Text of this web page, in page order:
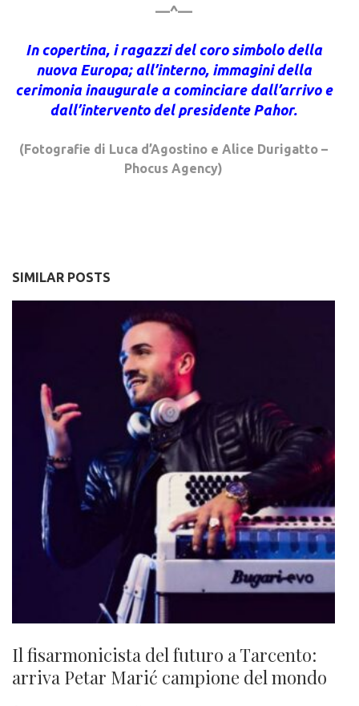
—^—
In copertina, i ragazzi del coro simbolo della
nuova Europa; all’interno, immagini della
cerimonia inaugurale a cominciare dall’arrivo e
dall’intervento del presidente Pahor.
(Fotografie di Luca d’Agostino e Alice Durigatto –
Phocus Agency)
SIMILAR POSTS
Il fisarmonicista del futuro a Tarcento:
arriva Petar Marić campione del mondo